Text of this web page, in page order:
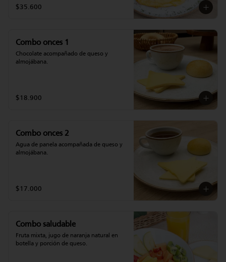
$35.600
Combo onces 1
Chocolate acompañado de queso y
almojábana.
$18.900
Combo onces 2
Agua de panela acompañada de queso y
almojábana.
$17.000
Combo saludable
Fruta mixta, jugo de naranja natural en
botella y porción de queso.